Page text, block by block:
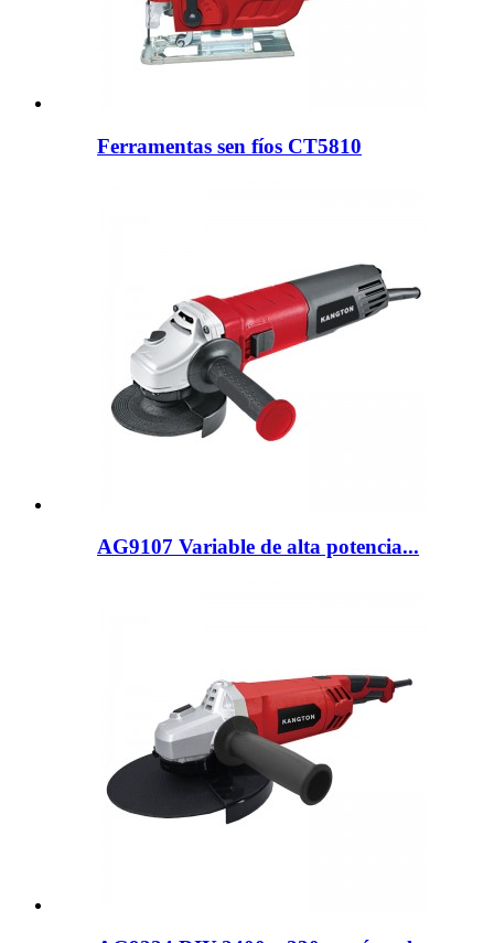
Ferramentas sen fíos CT5810
AG9107 Variable de alta potencia...